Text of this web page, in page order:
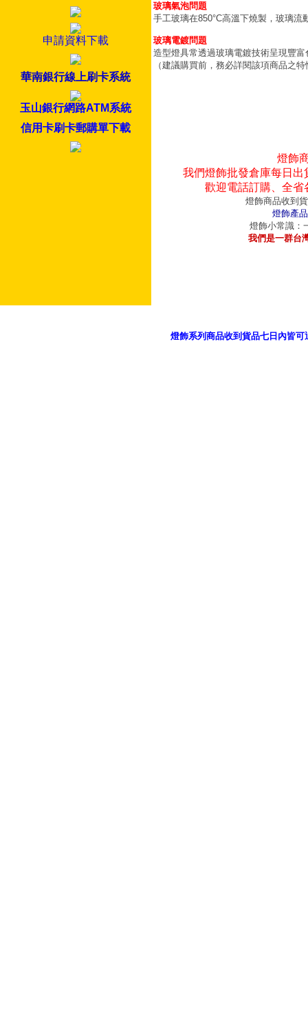
申請資料下載
華南銀行線上刷卡系統
玉山銀行網路ATM系統
信用卡刷卡郵購單下載
玻璃氣泡問題
手工玻璃在850°C高溫下燒製，玻璃
玻璃電鍍問題
造型燈具常透過玻璃電鍍技術呈現豐
（建議購買前，務必詳閱該項商品之
燈飾
我們燈飾批發倉庫每日
歡迎電話訂購、全
燈飾商品收到
燈飾產
燈飾小常識：
我們是一群台
燈飾系列商品收到貨品七日內皆